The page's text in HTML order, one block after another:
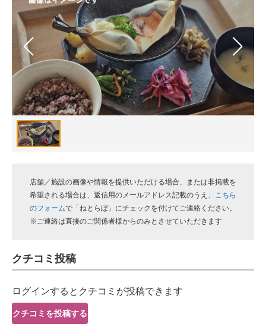
注目記事を集めた総合ページ
ITの今と未来を見通す
スマホと通信の最新トレンド
進化するPCとデバイスの未来
好きが集まる 比べて選べる
ビジネスと働き方のヒント
企業ITのトレンドを詳説
経営リーダーのコミュニティ
ITエンジニア向け専門サイト
企業向けIT製品の総合サイト
IT製品の技術・比較・事例
店舗／施設の画像や情報を提供いただける場合、または非掲載を
希望される場合は、返信用のメールアドレス記載のうえ、
こちら
のフォームで「ねとらぼ」にチェックを付けてご連絡ください。
※ご連絡は直接のご関係者様からのみとさせていただきます
クチコミ投稿
ログインするとクチコミが投稿できます
クチコミを投稿する